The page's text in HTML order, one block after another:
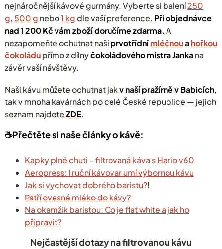
nejnáročnější kávové gurmány.Vyberte si balení250
g, 500 g nebo1 kgdle vaší preference. Při objednávce
nad 1 200 Kč vám zboží doručíme zdarma. A
nezapomeňte ochutnat naši prvotřídnímléčnouahořkou
čokoládupřímo z dílnyčokoládového mistra Jankana
závěr vaší návštěvy.
Naši kávu můžete ochutnat jakv naší pražírně v Babicích,
tak v mnoha kavárnách po celé České republice — jejich
seznam najdeteZDE.
☕️Přečtěte si naše články o kávě:
Kapky plné chuti - filtrovaná káva s Hario v60
Aeropress: I ruční kávovar umí výbornou kávu
Jak si vychovat dobrého baristu?!
Patří ovesné mléko do kávy?
Na okamžik baristou: Co je flat white a jak ho
připravit?
Nejčastější dotazy na filtrovanou kávu